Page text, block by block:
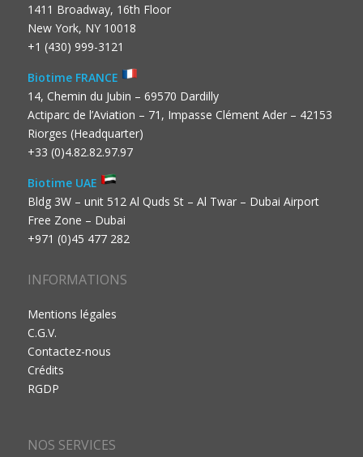
1411 Broadway, 16th Floor
New York, NY 10018
+1 (430) 999-3121
Biotime FRANCE
14, Chemin du Jubin – 69570 Dardilly
Actiparc de l’Aviation – 71, Impasse Clément Ader – 42153
Riorges (Headquarter)
+33 (0)4.82.82.97.97
Biotime UAE
Bldg 3W – unit 512 Al Quds St – Al Twar – Dubai Airport
Free Zone – Dubai
+971 (0)45 477 282
INFORMATIONS
Mentions légales
C.G.V.
Contactez-nous
Crédits
RGDP
NOS SERVICES